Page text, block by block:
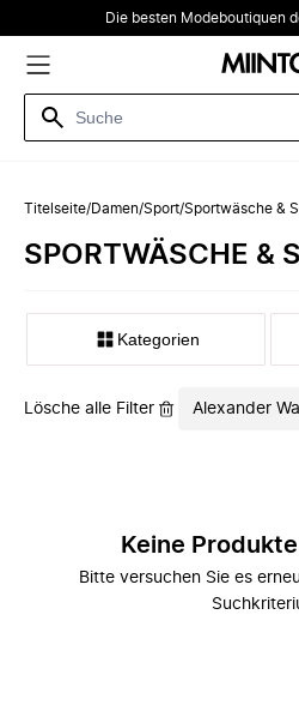
Die besten Modeboutiquen
Titelseite/Damen/Sport/Sportwäsche &
SPORTWÄSCHE &
Kategorien
Lösche alle Filter Alexander
Keine
Bitte versuchen Sie es